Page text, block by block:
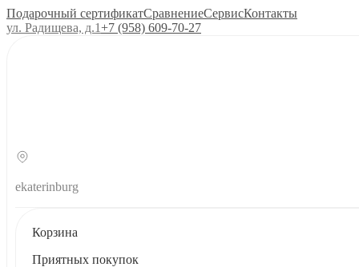
Подарочный сертификатСравнениеСервисКонтакты
ул. Радищева, д.1+7 (958) 609‑70‑27
ekaterinburg
Корзина
Приятных покупок